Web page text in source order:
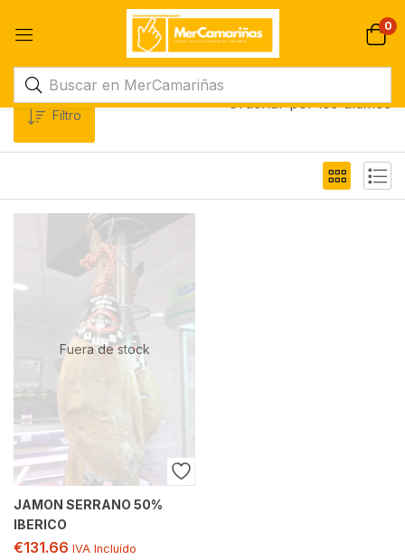
0
Filtro
Ordenar por los últimos
Fuera de stock
JAMON SERRANO 50%
IBERICO
€131.66 IVA Incluído